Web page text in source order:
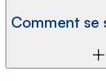
Comment se